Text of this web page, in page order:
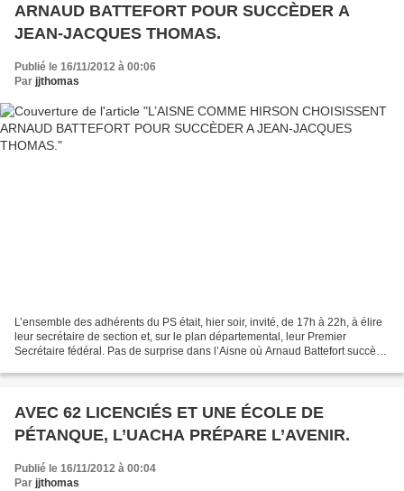
ARNAUD BATTEFORT POUR SUCCÈDER A
JEAN-JACQUES THOMAS.
Publié le 16/11/2012 à 00:06
Par jjthomas
L’ensemble des adhérents du PS était, hier soir, invité, de 17h à 22h, à élire
leur secrétaire de section et, sur le plan départemental, leur Premier
Secrétaire fédéral. Pas de surprise dans l’Aisne où Arnaud Battefort succède
AVEC 62 LICENCIÉS ET UNE ÉCOLE DE
PÉTANQUE, L’UACHA PRÉPARE L’AVENIR.
Publié le 16/11/2012 à 00:04
Par jjthomas